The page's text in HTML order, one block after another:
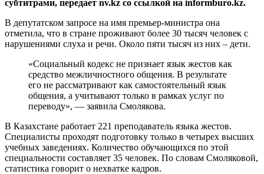
субтитрами, передает nv.kz со ссылкой на informburo.kz.
В депутатском запросе на имя премьер-министра она
отметила, что в стране проживают более 30 тысяч человек с
нарушениями слуха и речи. Около пяти тысяч из них – дети.
«Социальный кодекс не признает язык жестов как
средство межличностного общения. В результате
его не рассматривают как самостоятельный язык
общения, а учитывают только в рамках услуг по
переводу», — заявила Смолякова.
В Казахстане работает 221 преподаватель языка жестов.
Специалисты проходят подготовку только в четырех высших
учебных заведениях. Количество обучающихся по этой
специальности составляет 35 человек. По словам Смоляковой,
статистика говорит о нехватке кадров.